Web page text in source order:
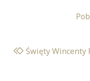
Święty Wincenty